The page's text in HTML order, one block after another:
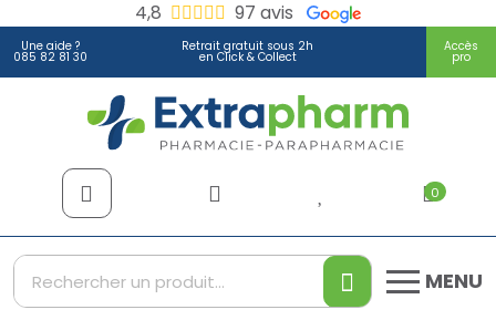
4,8 97 avis
Une aide ?
085 82 81 30
Retrait gratuit sous 2h
en Click & Collect
Accès
pro
Extrapharm Votre
0
MENU